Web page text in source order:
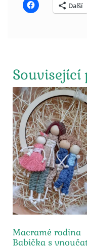
Další
Macramé rodina
Babička s